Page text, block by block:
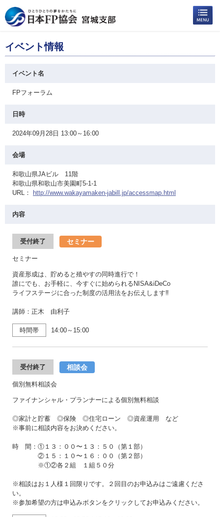
イベント情報
イベント名
FPフォーラム
日時
2024年09月28日 13:00～16:00
会場
和歌山県JAビル 11階
和歌山県和歌山市美園町5-1-1
URL：
http://www.wakayamaken-jabill.jp/accessmap.html
内容
受付終了 セミナー
セミナー
資産形成は、貯めると殖やすの同時進行で！
誰にでも、お手軽に、今すぐに始められるNISA&iDeCo
ライフステージに合った制度の活用法をお伝えします‼
講師：正木 由利子
時間帯 14:00～15:00
受付終了 相談会
個別無料相談会
ファイナンシャル・プランナーによる個別無料相談
◎家計と貯蓄 ◎保険 ◎住宅ローン ◎資産運用 など
※事前に相談内容をお決めください。
時 間：①１３：００〜１３：５０（第１部）
②１５：１０〜１６：００（第２部）
※①②各２組 １組５０分
※相談はお１人様１回限りです。２回目のお申込みはご遠慮くださ
い。
※参加希望の方は申込みボタンをクリックしてお申込みください。